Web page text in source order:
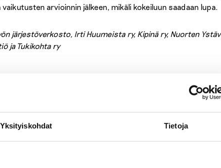
Yksityiskohdat Tietoja
arvioinnin jälkeen, mikäli kokeiluun saadaan lupa.
järjestöverkosto, Irti Huumeista ry, Kipinä ry, Nuorten
ja Tukikohta ry
Drugs and Drug Addiction: PERSPECTIVES ON DRUGS
and evidence/
system/files/publications/2734/